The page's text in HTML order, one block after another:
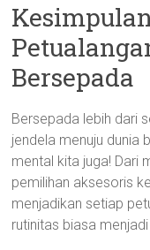
Bersepada
Bersepada lebih dari
jendela menuju dunia
mental kita juga! Dari
pemilihan aksesoris
menjadikan setiap
rutinitas biasa